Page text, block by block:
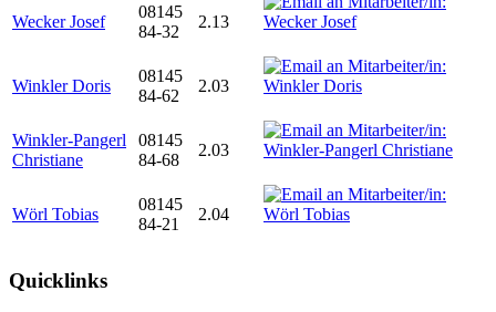
Wecker Josef
08145
84-32
2.13
Winkler Doris
08145
84-62
2.03
Winkler-Pangerl
Christiane
08145
84-68
2.03
Wörl Tobias
08145
84-21
2.04
Quicklinks